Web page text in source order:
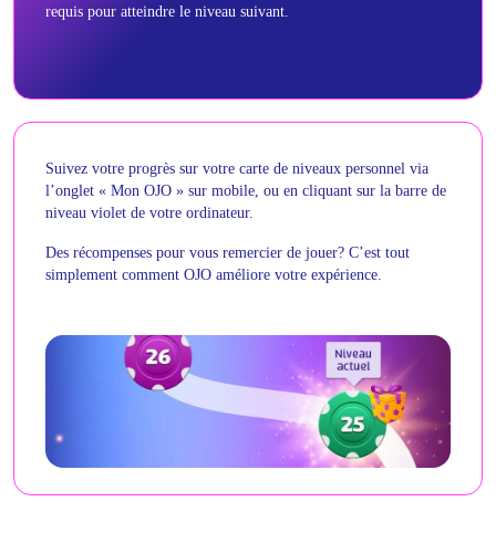
requis pour atteindre le niveau suivant.
Suivez votre progrès sur votre carte de niveaux personnel via
l’onglet « Mon OJO » sur mobile, ou en cliquant sur la barre de
niveau violet de votre ordinateur.
Des récompenses pour vous remercier de jouer? C’est tout
simplement comment OJO améliore votre expérience.